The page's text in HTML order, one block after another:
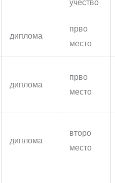
учество
диплома
прво
место
диплома
прво
место
диплома
второ
место